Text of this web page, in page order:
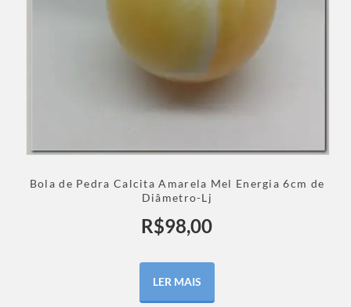
Bola de Pedra Calcita Amarela Mel Energia 6cm de
Diâmetro-Lj
R$98,00
LER MAIS